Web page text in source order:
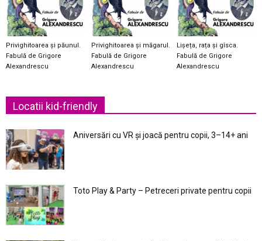
Privighitoarea și păunul.
Fabulă de Grigore
Alexandrescu
Privighitoarea și măgarul.
Fabulă de Grigore
Alexandrescu
Lișeța, rața și gîsca.
Fabulă de Grigore
Alexandrescu
Locatii kid-friendly
Aniversări cu VR și joacă pentru copii, 3–14+ ani
Toto Play & Party – Petreceri private pentru copii